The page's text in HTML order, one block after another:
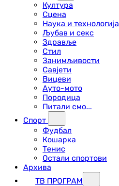
Култура
Сцена
Наука и технологија
Љубав и секс
Здравље
Стил
Занимљивости
Савјети
Вицеви
Ауто-мото
Породица
Питали смо...
Спорт
Фудбал
Кошарка
Тенис
Остали спортови
Архива
ТВ ПРОГРАМ